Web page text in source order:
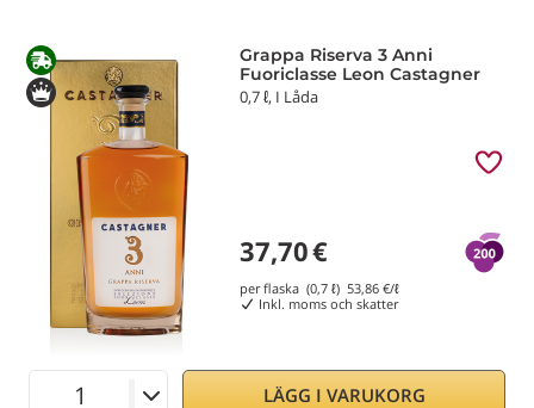
Grappa Riserva 3 Anni
Fuoriclasse Leon Castagner
0,7 ℓ, I Låda
37,70€
per flaska (0,7 ℓ) 53,86€/ℓ
Inkl. moms och skatter
LÄGG I VARUKORG